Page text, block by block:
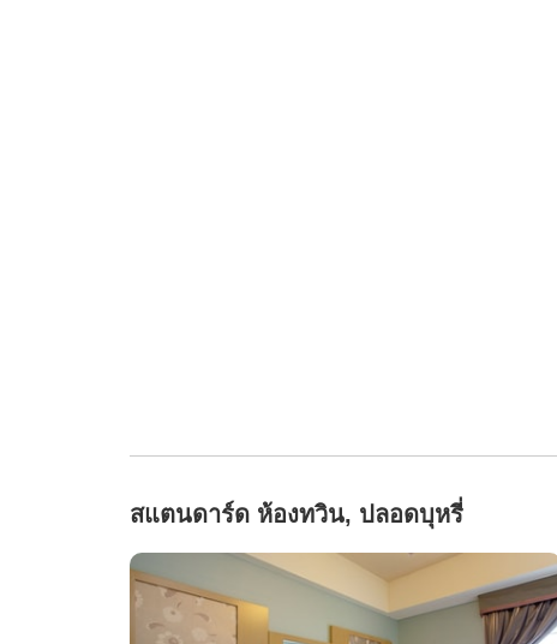
สแตนดาร์ด ห้องทวิน, ปลอดบุหรี่